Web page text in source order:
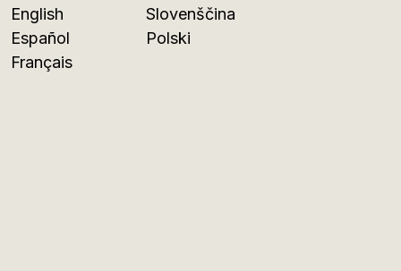
English
Español
Français
Slovenščina
Polski